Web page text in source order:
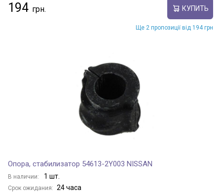
194 КУПИТЬ
Ще 2 пропозиції від 194 грн
Опора, стабилизатор 54613-2Y003 NISSAN
В наличии: 1 шт.
Срок ожидания: 24 часа